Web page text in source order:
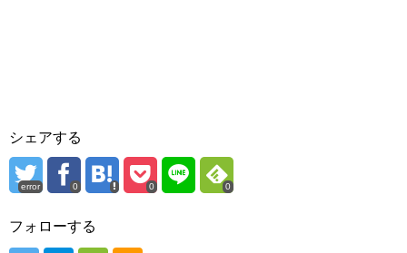
シェアする
error 0 0 0
フォローする